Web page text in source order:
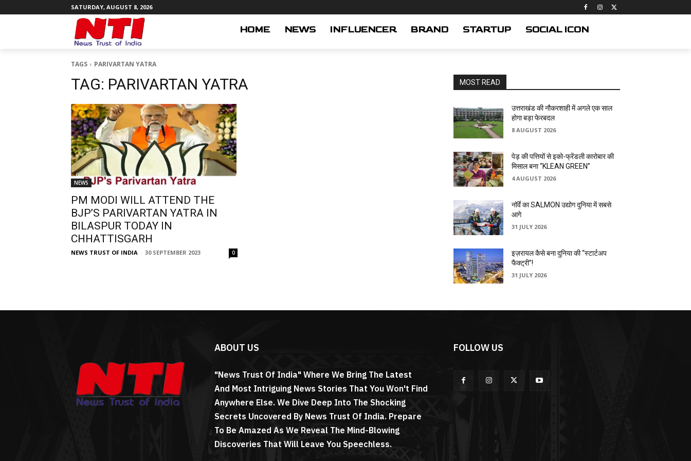
SATURDAY, AUGUST 8, 2026
HOME NEWS INFLUENCER BRAND STARTUP SOCIAL ICON
TAGS PARIVARTAN YATRA
TAG: PARIVARTAN YATRA
NEWS
PM MODI WILL ATTEND THE
BJP’S PARIVARTAN YATRA IN
BILASPUR TODAY IN
CHHATTISGARH
NEWS TRUST OF INDIA - 30 SEPTEMBER 2023 0
MOST READ
उत्तराखंड की नौकरशाही में अगले एक साल
होगा बड़ा फेरबदल
8 AUGUST 2026
पेड़ की पत्तियों से इको-फ्रेंडली कारोबार की
मिसाल बना “KLEAN GREEN”
4 AUGUST 2026
नॉर्वे का SALMON उद्योग दुनिया में सबसे
आगे
31 JULY 2026
इज़रायल कैसे बना दुनिया की “स्टार्टअप
फैक्ट्री”!
31 JULY 2026
ABOUT US
"News Trust Of India" Where We Bring The Latest
And Most Intriguing News Stories That You Won't Find
Anywhere Else. We Dive Deep Into The Shocking
Secrets Uncovered By News Trust Of India. Prepare
To Be Amazed As We Reveal The Mind-Blowing
Discoveries That Will Leave You Speechless.
FOLLOW US